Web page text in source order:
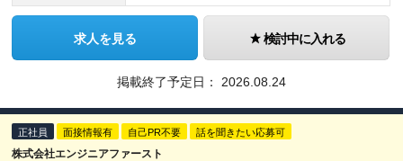
求人を見る 検討中に入れる
掲載終了予定日： 2026.08.24
正社員 面接情報有 自己PR不要 話を聞きたい応募可
株式会社エンジニアファースト